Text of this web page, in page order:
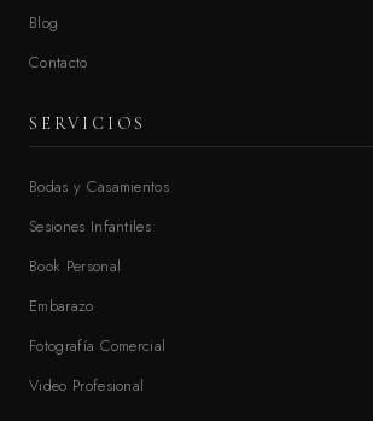
Blog
Contacto
SERVICIOS
Bodas y Casamientos
Sesiones Infantiles
Book Personal
Embarazo
Fotografía Comercial
Video Profesional